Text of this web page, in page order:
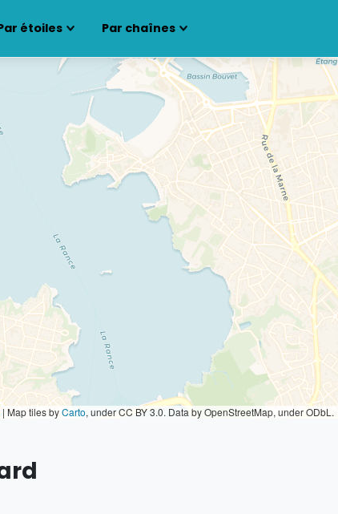
étoiles Par chaînes
| Map tiles byCarto, under CC BY 3.0. Data by OpenStreetMap, under ODbL.